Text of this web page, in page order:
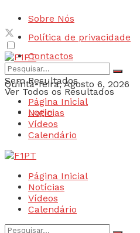
Sobre Nós
Política de privacidade
Contactos
Quinta-feira, Agosto 6, 2026
Login
Sem Resultados
Ver Todos os Resultados
Página Inicial
Notícias
Vídeos
Calendário
Página Inicial
Notícias
Vídeos
Calendário